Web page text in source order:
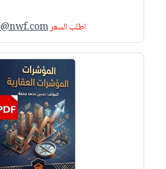
اطلب السعر